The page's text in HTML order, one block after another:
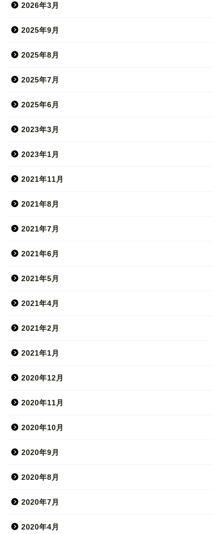
2026年3月
2025年9月
2025年8月
2025年7月
2025年6月
2023年3月
2023年1月
2021年11月
2021年8月
2021年7月
2021年6月
2021年5月
2021年4月
2021年2月
2021年1月
2020年12月
2020年11月
2020年10月
2020年9月
2020年8月
2020年7月
2020年4月